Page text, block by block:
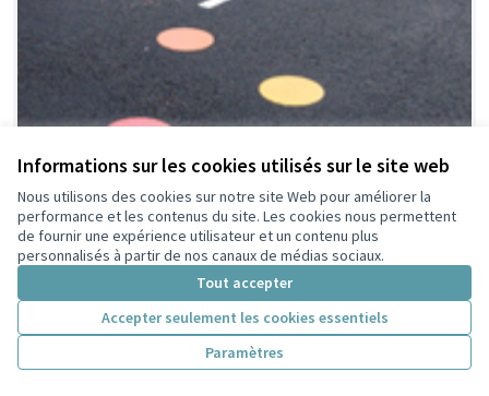
Informations sur les cookies utilisés sur le site web
Nous utilisons des cookies sur notre site Web pour améliorer la
performance et les contenus du site. Les cookies nous permettent
de fournir une expérience utilisateur et un contenu plus
personnalisés à partir de nos canaux de médias sociaux.
Tout accepter
Accepter seulement les cookies essentiels
Paramètres
Jouons en sortant de
Retenue par le tri